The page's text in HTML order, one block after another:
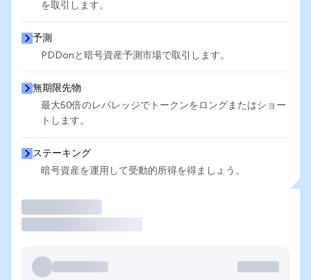
を取引します。
予測
PDDonと暗号資産予測市場で取引します。
無期限先物
最大50倍のレバレッジでトークンをロングまたはショー
トします。
ステーキング
暗号資産を運用して受動的所得を得ましょう。